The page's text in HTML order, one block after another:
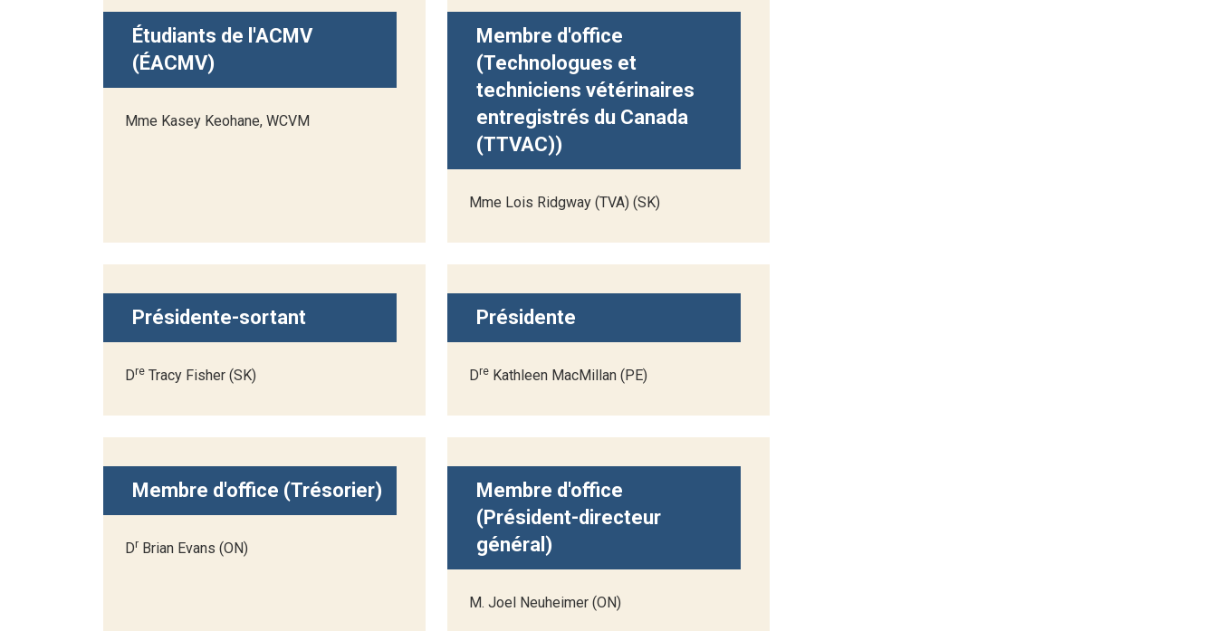
Étudiants de l'ACMV
(ÉACMV)
Mme Kasey Keohane, WCVM
Membre d'office
(Technologues et
techniciens vétérinaires
entregistrés du Canada
(TTVAC))
Mme Lois Ridgway (TVA) (SK)
Présidente-sortant
Dre Tracy Fisher (SK)
Présidente
Dre Kathleen MacMillan (PE)
Membre d'office (Trésorier)
Dr Brian Evans (ON)
Membre d'office
(Président-directeur
général)
M. Joel Neuheimer (ON)